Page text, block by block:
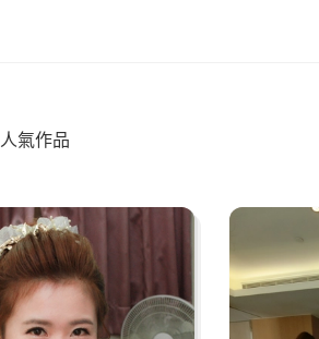
人氣作品